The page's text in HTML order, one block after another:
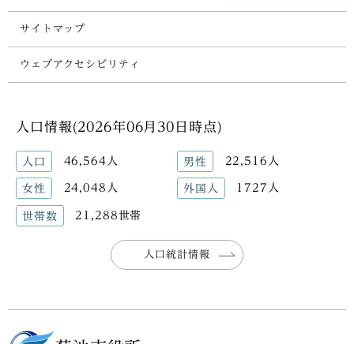
サイトマップ
ウェブアクセシビリティ
人口情報(2026年06月30日時点)
人口 46,564人 男性 22,516人
女性 24,048人 外国人 1727人
世帯数 21,288世帯
人口統計情報